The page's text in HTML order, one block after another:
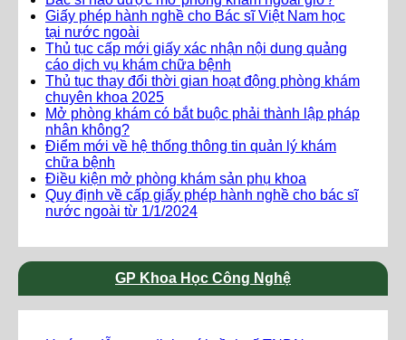
Giấy phép hành nghề cho Bác sĩ Việt Nam học
tại nước ngoài
Thủ tục cấp mới giấy xác nhận nội dung quảng
cáo dịch vụ khám chữa bệnh
Thủ tục thay đổi thời gian hoạt động phòng khám
chuyên khoa 2025
Mở phòng khám có bắt buộc phải thành lập pháp
nhân không?
Điểm mới về hệ thống thông tin quản lý khám
chữa bệnh
Điều kiện mở phòng khám sản phụ khoa
Quy định về cấp giấy phép hành nghề cho bác sĩ
nước ngoài từ 1/1/2024
GP Khoa Học Công Nghệ